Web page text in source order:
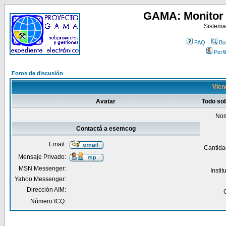
GAMA:
FAQ
Perfil
Foros de discusión
Avatar Todo
Contactá a esemcog
Email:
Mensaje Privado:
MSN Messenger:
Yahoo Messenger:
Dirección AIM:
Número ICQ: